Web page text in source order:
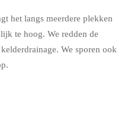
het langs meerdere plekken
te hoog. We redden de
kelderdrainage. We sporen ook